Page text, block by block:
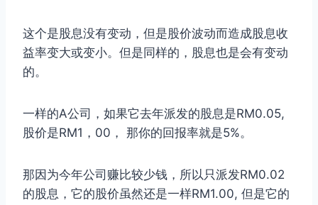
这个是股息没有变动，但是股价波动而造成股息收
益率变大或变小。但是同样的，股息也是会有变动
的。
一样的A公司，如果它去年派发的股息是RM0.05,
股价是RM1，00， 那你的回报率就是5%。
那因为今年公司赚比较少钱，所以只派发RM0.02
的股息，它的股价虽然还是一样RM1.00, 但是它的